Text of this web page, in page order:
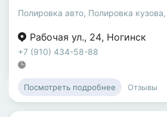
Полировка авто, Полировка кузова,
Рабочая ул., 24, Ногинск
+7 (910) 434-58-88
Посмотреть подробнее Отзывы